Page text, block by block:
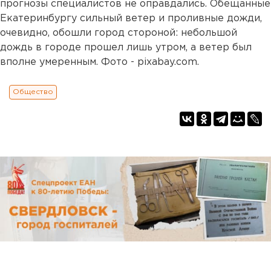
прогнозы специалистов не оправдались. Обещанные
Екатеринбургу сильный ветер и проливные дожди,
очевидно, обошли город стороной: небольшой
дождь в городе прошел лишь утром, а ветер был
вполне умеренным. Фото - pixabay.com.
Общество